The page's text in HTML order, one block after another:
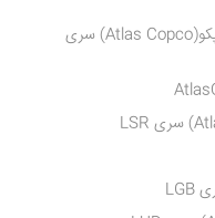
فرز و سنباده بادی اربیتالی Orbital اطلس کوپکو(Atlas Copco) سری